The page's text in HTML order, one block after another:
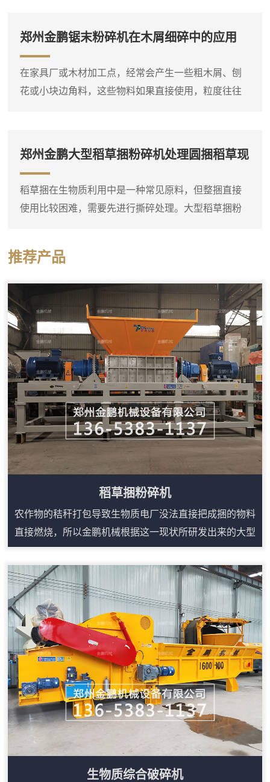
放。设备进料口宽大，带有液压压料装置，可以将树
根强制压入破碎腔，即使形状复杂的树根也能顺利吃
装有厚重的破碎刀片，由大功率电机或柴油机驱动。
树根放入料斗后，液压压料器将...
郑州金鹏锯末粉碎机在木屑细碎中的应用
在家具厂或木材加工点，经常会产生一些粗木屑、刨
花或小块边角料，这些物料如果直接使用，粒度往往
粉碎成较细的锯末。这台锯末粉碎机通常采用高速旋
转的转子对物料进行打击和剪切，粉碎腔内设有筛
以连接料仓或人工喂入，粗木屑进入粉碎腔后，在高
速转子的冲击下迅速破碎，细粉...
郑州金鹏大型稻草捆粉碎机处理圆捆稻草现
场
稻草捆在生物质利用中是一种常见原料，但整捆直接
使用比较困难，需要先进行撕碎处理。大型稻草捆粉
碎刀片把稻草捆打散并撕成短丝状。设备料斗尺寸较
大，能够容纳整捆稻草，减少了人工预处理的工作
量。这台撕碎机的工作部分由两根平行刀轴组成，刀
轴上装有多个合金撕碎刀片。稻草捆进入料斗后，在
重力作用下落到刀轴上，双轴相...
推荐产品
稻草捆粉碎机
农作物的秸秆打包导致生物质电厂没法直接把成捆的物料
直接燃烧，所以金鹏机械根据这一现状所研发出来的大型
稻草粉碎机就能很简单的解决这些问题。稻草捆粉碎机在
吸收多种粉碎机设备优点的基础上，充分运用冲击、剪
切、相互挤压、研磨等理论精心研制出来的，稻草捆粉碎
机主要用于粉碎各类稻草，该设备的特点是采用双电机、
减速机来进行驱动双棍进行剪切粉碎，产量相比传统的铡
草机要高。稻草捆粉碎机构造：1、破碎机主体设备...
生物质综合破碎机